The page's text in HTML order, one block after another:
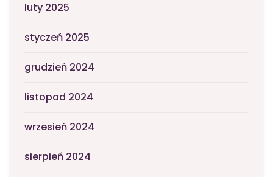
luty 2025
styczeń 2025
grudzień 2024
listopad 2024
wrzesień 2024
sierpień 2024